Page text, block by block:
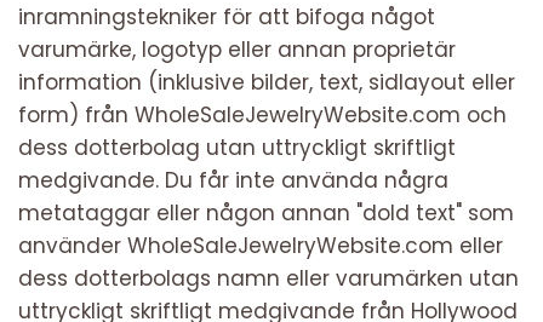
inramningstekniker för att bifoga något
varumärke, logotyp eller annan proprietär
information (inklusive bilder, text, sidlayout eller
form) från WholeSaleJewelryWebsite.com och
dess dotterbolag utan uttryckligt skriftligt
medgivande. Du får inte använda några
metataggar eller någon annan "dold text" som
använder WholeSaleJewelryWebsite.com eller
dess dotterbolags namn eller varumärken utan
uttryckligt skriftligt medgivande från Hollywood